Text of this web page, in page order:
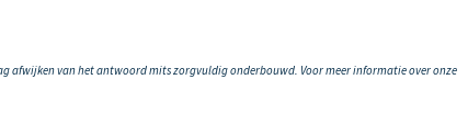
afwijken van het antwoord mits zorgvuldig onderbouwd. Voor meer informatie over onze